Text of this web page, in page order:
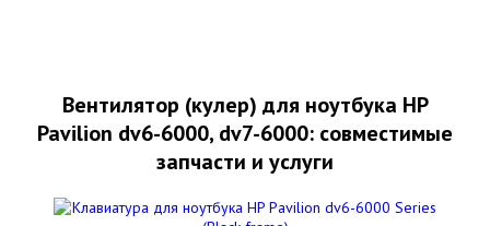
Вентилятор (кулер) для ноутбука HP
Pavilion dv6-6000, dv7-6000: совместимые
запчасти и услуги